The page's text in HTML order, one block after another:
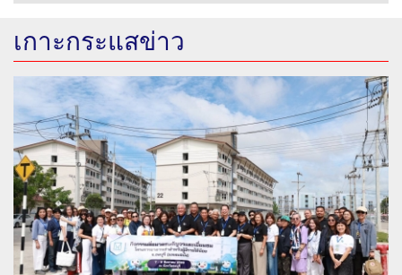
เกาะกระแสข่าว